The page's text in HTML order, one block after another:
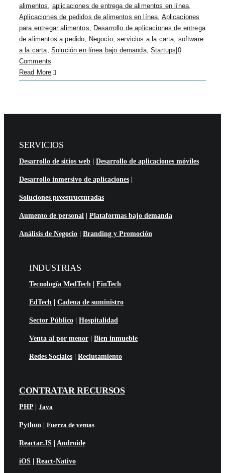
alimentos, aplicaciones de entrega de alimentos en línea,
Aplicaciones de pedidos de alimentos en línea, Aplicaciones
para entregar alimentos, Desarrollo de aplicaciones de entrega
de alimentos a pedido, Negocio,servicios a la carta, software
a la carta, Solución en línea bajo demanda,Startups 0
Comments
Read More
SERVICIOS
Desarrollo de sitios web| Desarrollo de aplicaciones móviles
Desarrollo inmersivo de aplicaciones|
Soluciones preestructuradas
Aumento de personal| Plataformas bajo demanda
Análisis de Negocio| Branding y Promoción
INDUSTRIAS
Tecnología MedTech| FinTech
EdTech| Cadena de suministro
Sector Público| Hospitalidad
Venta al por menor| Bien inmueble
Redes Sociales| Reclutamiento
CONTRATAR RECURSOS
PHP| Java
Python| Fuerza de ventas
Reactar.JS| Androide
iOS| React-Nativo